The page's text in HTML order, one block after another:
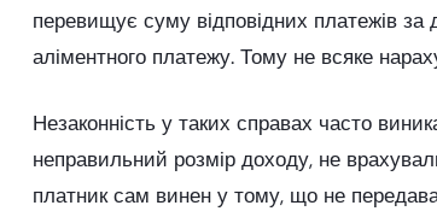
перевищує суму відповідних платежів
аліментного платежу. Тому не всяке
Незаконність у таких справах часто
неправильний розмір доходу, не
платник сам винен у тому, що не